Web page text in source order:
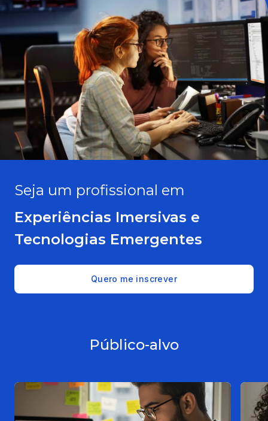
Seja um profissional em
Experiências Imersivas e
Tecnologias Emergentes
Quero me inscrever
Público-alvo